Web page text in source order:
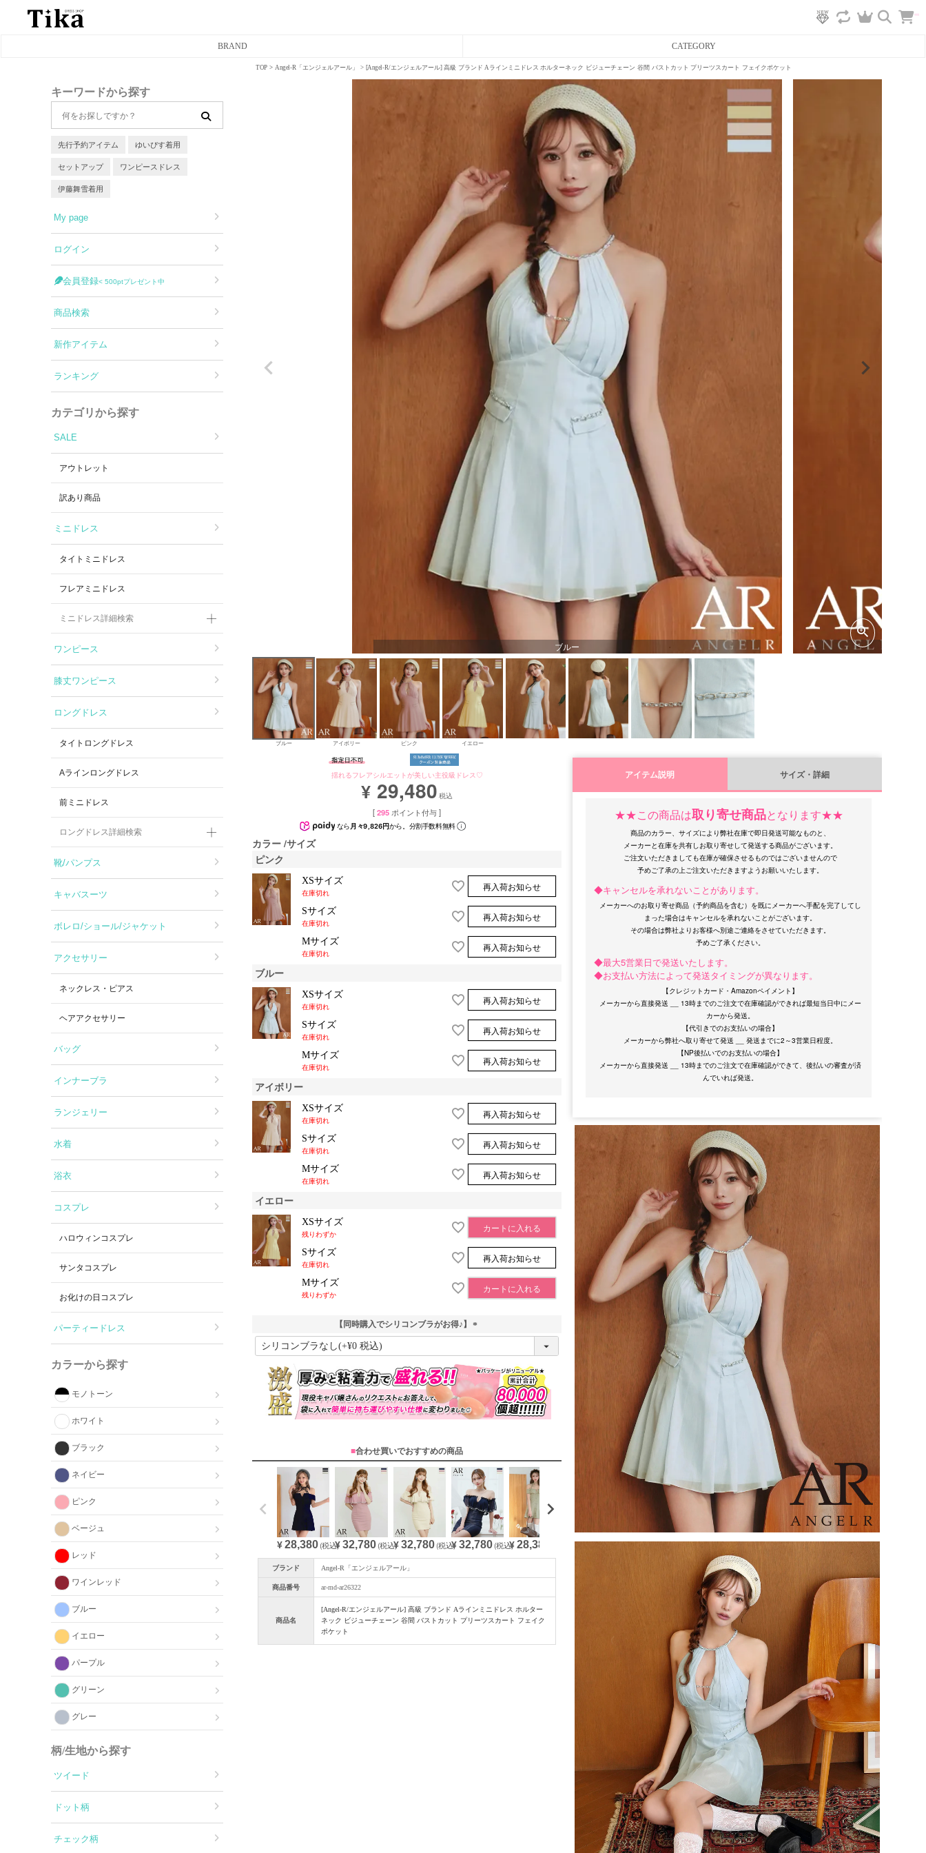
BRAND CATEGORY
フレアミニドレス
タイトロングドレス
Aラインロングドレス
バースデードレス
キーワードから探す
先行予約アイテム ゆいぴす着用
セットアップ ワンピースドレス
伊藤舞雪着用
My page
ログイン
会員登録< 500ptプレゼント中
商品検索
新作アイテム
ランキング
カテゴリから探す
SALE
アウトレット
訳あり商品
ミニドレス
タイトミニドレス
フレアミニドレス
ミニドレス詳細検索
ワンピース
膝丈ワンピース
ロングドレス
タイトロングドレス
Aラインロングドレス
前ミニドレス
ロングドレス詳細検索
靴/パンプス
キャバスーツ
ボレロ/ショール/ジャケット
アクセサリー
ネックレス・ピアス
ヘアアクセサリー
バッグ
インナーブラ
ランジェリー
水着
浴衣
コスプレ
ハロウィンコスプレ
サンタコスプレ
お化けの日コスプレ
パーティードレス
カラーから探す
モノトーン
ホワイト
ブラック
ネイビー
ピンク
ベージュ
レッド
ワインレッド
ブルー
イエロー
パープル
グリーン
グレー
柄/生地から探す
ツイード
ドット柄
チェック柄
TOP Angel-R「エンジェルアール」 [Angel-R/エンジェルアール] 高級 ブランド Aラインミニドレス ホルターネック ビジューチェーン 谷間 バストカット プリーツスカート フェイクポケット
ブルー
ブルー アイボリー ピンク イエロー
揺れるフレアシルエットが美しい主役級ドレス♡
¥ 29,480 税込
[295ポイント付与 ]
なら月々9,826円から。分割手数料無料
カラー サイズ
ピンク
XSサイズ
在庫切れ
再入荷お知らせ
Sサイズ
在庫切れ
再入荷お知らせ
Mサイズ
在庫切れ
再入荷お知らせ
ブルー
XSサイズ
在庫切れ
再入荷お知らせ
Sサイズ
在庫切れ
再入荷お知らせ
Mサイズ
在庫切れ
再入荷お知らせ
アイボリー
XSサイズ
在庫切れ
再入荷お知らせ
Sサイズ
在庫切れ
再入荷お知らせ
Mサイズ
在庫切れ
再入荷お知らせ
イエロー
XSサイズ
残りわずか
カートに入れる
Sサイズ
在庫切れ
再入荷お知らせ
Mサイズ
残りわずか
カートに入れる
【同時購入でシリコンブラがお得♪】
(
須
■合わせ買いでおすすめの商品
¥28,380(税込)
¥ 32,780(税込)¥32,780 (税込)¥32,780 (税込)¥28,380 28,380(税込)¥32,780(税込)¥32,780(税込)¥32,780(税込)¥32,780(税込)
ブランド Angel-R「エンジェルアール」
商品番号 ar-md-ar26322
商品名
[Angel-R/エンジェルアール] 高級 ブランド Aラインミニドレス ホルター
ネック ビジューチェーン 谷間 バストカット プリーツスカート フェイク
ポケット
アイテム説明 サイズ・詳細
★★この商品は取り寄せ商品となります★★
商品のカラー、サイズにより弊社在庫で即日発送可能なものと、
メーカーと在庫を共有しお取り寄せして発送する商品がございます。
ご注文いただきましても在庫が確保させるものではございませんので
◆キャンセルを承れないことがあります。
メーカーへのお取り寄せ商品（予約商品を含む）を既にメーカーへ手配を完了してし
まった場合はキャンセルを承れないことがございます。
その場合は弊社よりお客様へ別途ご連絡をさせていただきます。
◆最大5営業日で発送いたします。
◆お支払い方法によって発送タイミングが異なります。
【クレジットカード・Amazonペイメント】
メーカーから直接発送 __ 13時までのご注文で在庫確認ができれば最短当日中にメー
カーから発送。
【代引きでのお支払いの場合】
メーカーから弊社へ取り寄せて発送 __ 発送までに2～3営業日程度。
【NP後払いでのお支払いの場合】
メーカーから直接発送 __ 13時までのご注文で在庫確認ができて、後払いの審査が済